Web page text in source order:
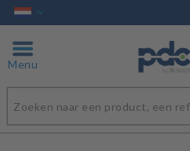
Menu